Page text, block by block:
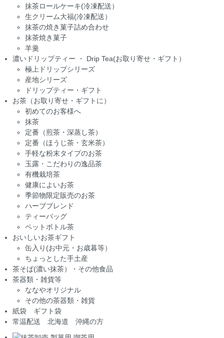
抹茶ロールケーキ(冷凍配送）
生クリーム大福(冷凍配送）
抹茶の焼き菓子詰め合わせ
抹茶焼き菓子
羊羹
濃いドリップティー ・ Drip Tea(お取り寄せ・ギフト）
極上ドリップシリーズ
産地シリーズ
ドリップティー・ギフト
お茶（お取り寄せ・ギフトに）
初めてのお客様へ
抹茶
定番（煎茶・深蒸し茶）
定番（ほうじ茶・玄米茶）
手軽な粉末タイプのお茶
玉露・こだわりの逸品茶
有機栽培茶
健康によいお茶
季節物限定販売のお茶
ハーブブレンド
ティーバッグ
ペットボトル茶
おいしいお茶ギフト
缶入り(お中元・お歳暮等）
ちょっとした手土産
茶そば(濃い抹茶）・その他食品
茶器類・雑貨等
ななやオリジナル
その他の茶器類・雑貨
紙袋 ギフト袋
常温配送 北海道 沖縄の方